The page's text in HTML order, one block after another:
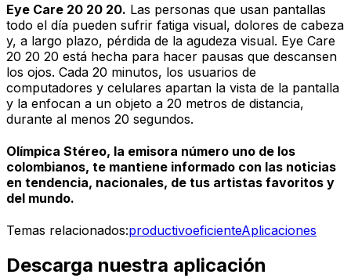
Eye Care 20 20 20. Las personas que usan pantallas
todo el día pueden sufrir fatiga visual, dolores de cabeza
y, a largo plazo, pérdida de la agudeza visual. Eye Care
20 20 20 está hecha para hacer pausas que descansen
los ojos. Cada 20 minutos, los usuarios de
computadores y celulares apartan la vista de la pantalla
y la enfocan a un objeto a 20 metros de distancia,
durante al menos 20 segundos.
Olímpica Stéreo, la emisora número uno de los
colombianos, te mantiene informado con las noticias
en tendencia, nacionales, de tus artistas favoritos y
del mundo.
Temas relacionados:productivoeficienteAplicaciones
Descarga nuestra aplicación